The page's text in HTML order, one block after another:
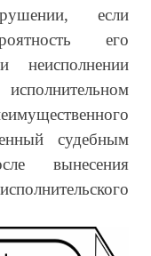
если
его
неисполнении
судебным
вынесения